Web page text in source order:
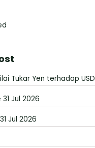
Tukar Yen terhadap USD
Jul 2026
Jul 2026